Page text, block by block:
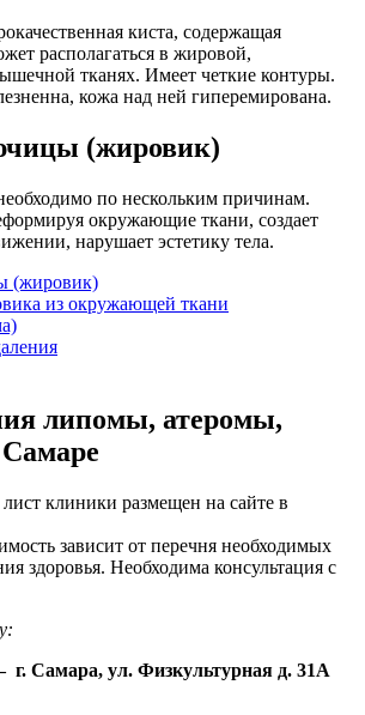
киста, содержащая
располагаться в жировой,
тканях. Имеет четкие контуры.
кожа над ней гиперемирована.
(жировик)
по нескольким причинам.
окружающие ткани, создает
нарушает эстетику тела.
липомы, атеромы,
клиники размещен на сайте в
зависит от перечня необходимых
здоровья. Необходима консультация с
Самара, ул. Физкультурная д. 31А